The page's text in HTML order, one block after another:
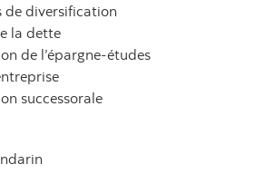
de diversification
la dette
de l’épargne-études
successorale